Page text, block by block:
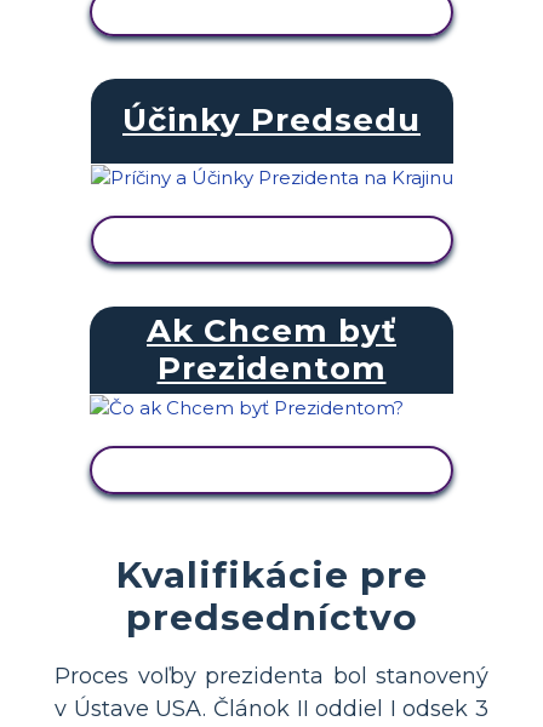
Účinky Predsedu
Ak Chcem byť
Prezidentom
Kvalifikácie pre
predsedníctvo
Proces voľby prezidenta bol stanovený
v Ústave USA. Článok II oddiel I odsek 3